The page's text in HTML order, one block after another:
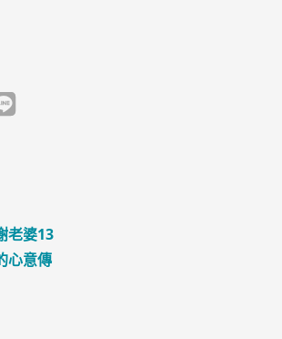
老婆13
心意傳